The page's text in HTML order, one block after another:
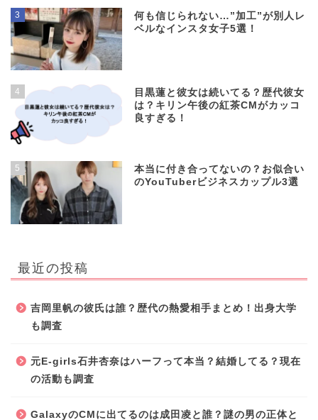
3
何も信じられない…”加工”が別人レ
ベルなインスタ女子5選！
4
目黒蓮と彼女は続いてる？歴代彼女
は？キリン午後の紅茶CMがカッコ
良すぎる！
5
本当に付き合ってないの？お似合い
のYouTuberビジネスカップル3選
最近の投稿
吉岡里帆の彼氏は誰？歴代の熱愛相手まとめ！出身大学
も調査
元E-girls石井杏奈はハーフって本当？結婚してる？現在
の活動も調査
GalaxyのCMに出てるのは成田凌と誰？謎の男の正体と